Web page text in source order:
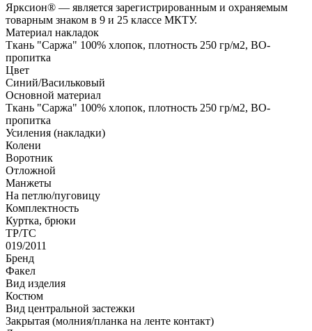
Ярксион® — является зарегистрированным и охраняемым
товарным знаком в 9 и 25 классе МКТУ.
Материал накладок
Ткань "Саржа" 100% хлопок, плотность 250 гр/м2, ВО-
пропитка
Цвет
Синий/Васильковый
Основной материал
Ткань "Саржа" 100% хлопок, плотность 250 гр/м2, ВО-
пропитка
Усиления (накладки)
Колени
Воротник
Отложной
Манжеты
На петлю/пуговицу
Комплектность
Куртка, брюки
ТР/ТС
019/2011
Бренд
Факел
Вид изделия
Костюм
Вид центральной застежки
Закрытая (молния/планка на ленте контакт)